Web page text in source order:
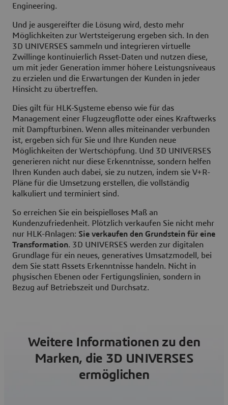
Engineering.
Und je ausgereifter die Lösung wird, desto mehr
Möglichkeiten zur Wertsteigerung ergeben sich. In den
3D UNIVERSES sammeln und integrieren virtuelle
Zwillinge kontinuierlich Asset-Daten und nutzen diese,
um mit jeder Generation immer höhere Leistungsniveaus
zu erzielen und die Erwartungen der Kunden in jeder
Hinsicht zu übertreffen.
Dies gilt für HLK-Systeme ebenso wie für das
Management einer Flugzeugflotte oder eines Kraftwerks
mit Dampfturbinen. Wenn alles miteinander verbunden
ist, ergeben sich für Sie und Ihre Kunden neue
Möglichkeiten der Wertschöpfung. Und 3D UNIVERSES
generieren nicht nur diese Erkenntnisse, sondern helfen
Ihren Kunden auch dabei, sie zu nutzen, indem sie V+R-
Pläne für die Umsetzung erstellen, die vollständig
kalkuliert und terminiert sind.
So erreichen Sie ein beispielloses Maß an
Kundenzufriedenheit. Plötzlich verkaufen Sie nicht mehr
nur HLK-Anlagen: Sie verkaufen den Grundstein für eine
Transformation. 3D UNIVERSES werden zur digitalen
Grundlage für ein neues, generatives Umsatzmodell, bei
dem Sie statt Assets Erkenntnisse handeln. Nicht in
physischen Ebenen oder Fertigungslinien, sondern in
Bezug auf Betriebszeit und Durchsatz.
Weitere Informationen zu den
Marken, die 3D UNIVERSES
ermöglichen